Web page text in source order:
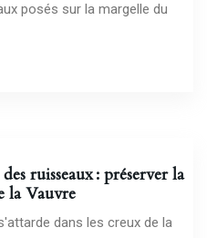
posés sur la margelle du
ruisseaux : préserver la
la Vauvre
dans les creux de la